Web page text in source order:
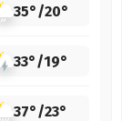
35°/20°
33°/19°
37°/23°